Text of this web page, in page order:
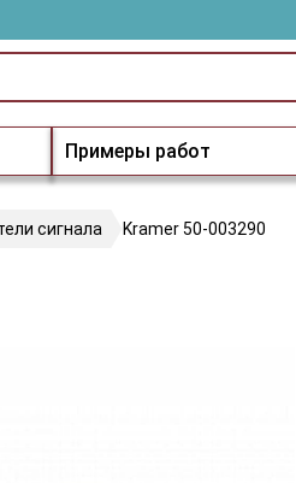
Примеры работ
сигнала Kramer 50-003290